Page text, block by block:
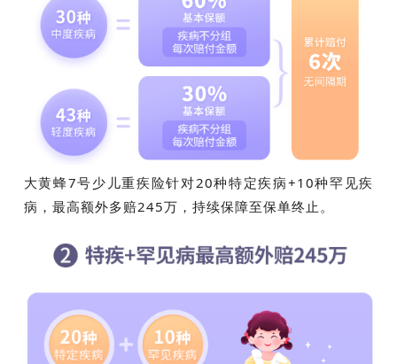
大黄蜂7号少儿重疾险针对20种特定疾病+10种罕见疾
病，最高额外多赔245万，持续保障至保单终止。